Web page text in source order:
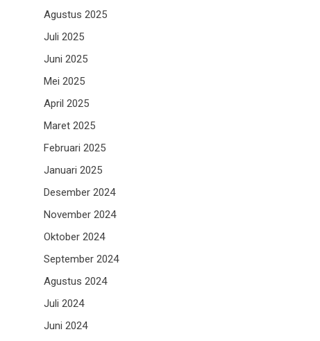
Agustus 2025
Juli 2025
Juni 2025
Mei 2025
April 2025
Maret 2025
Februari 2025
Januari 2025
Desember 2024
November 2024
Oktober 2024
September 2024
Agustus 2024
Juli 2024
Juni 2024